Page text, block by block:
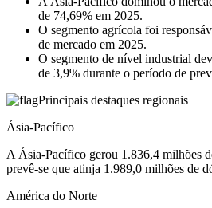
de 74,69% em 2025.
O segmento agrícola foi
de mercado em 2025.
O segmento de nível industrial
de 3,9% durante o período de
Principais destaques regionais
Ásia-Pacífico
A Ásia-Pacífico gerou 1.836,4 milhões
prevê-se que atinja 1.989,0 milhões de
América do Norte